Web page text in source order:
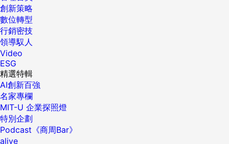
創新策略
數位轉型
行銷密技
領導馭人
Video
ESG
精選特輯
AI創新百強
名家專欄
MIT-U 企業探照燈
特別企劃
Podcast《商周Bar》
alive